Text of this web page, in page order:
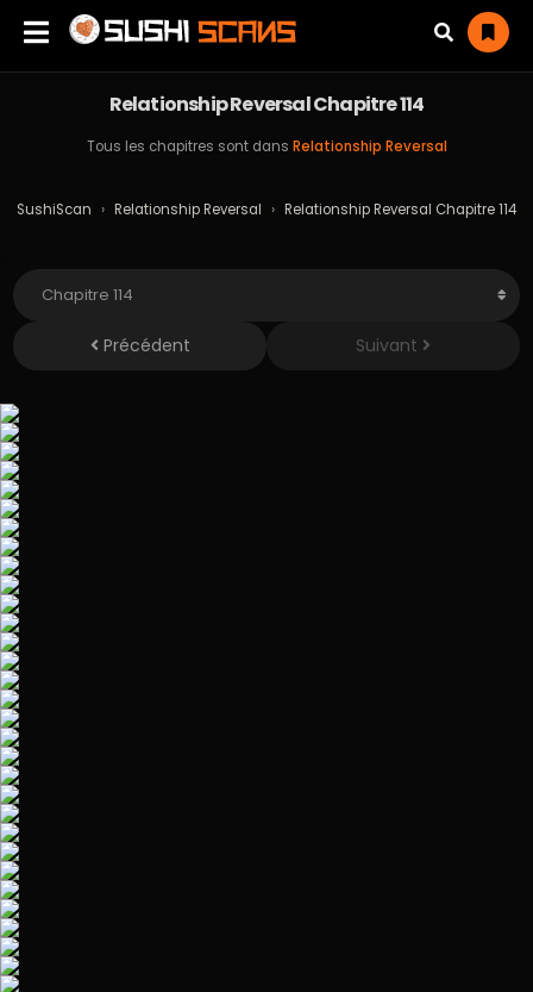
Relationship Reversal Chapitre 114
Tous les chapitres sont dans Relationship Reversal
SushiScan › Relationship Reversal › Relationship Reversal Chapitre 114
Précédent Suivant